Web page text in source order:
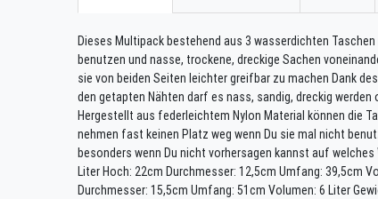
Dieses Multipack bestehend aus 3 wasserdichten
benutzen und nasse, trockene, dreckige Sachen
sie von beiden Seiten leichter greifbar zu machen Dank
den getapten Nähten darf es nass, sandig, dreckig
Hergestellt aus federleichtem Nylon Material können die
nehmen fast keinen Platz weg wenn Du sie mal nicht
besonders wenn Du nicht vorhersagen kannst auf
Liter Hoch: 22cm Durchmesser: 12,5cm Umfang: 39,5cm
Durchmesser: 15,5cm Umfang: 51cm Volumen: 6 Liter